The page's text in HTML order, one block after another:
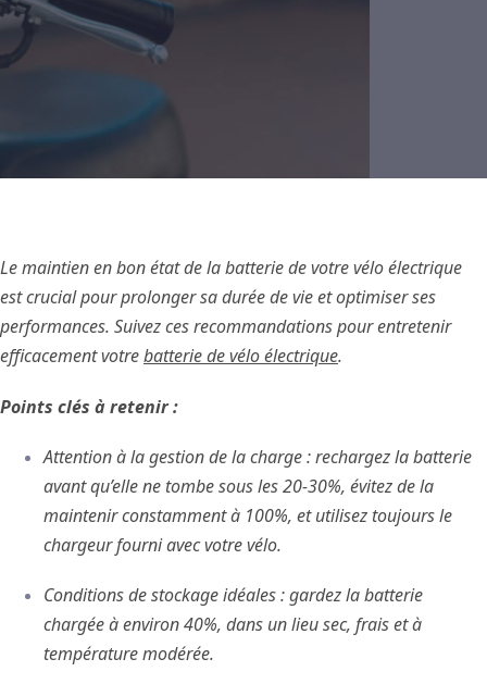
Le maintien en bon état de la batterie de votre vélo électrique
est crucial pour prolonger sa durée de vie et optimiser ses
performances. Suivez ces recommandations pour entretenir
efficacement votrebatterie de vélo électrique.
Points clés à retenir :
Attention à la gestion de la charge : rechargez la batterie
avant qu’elle ne tombe sous les 20‑30%, évitez de la
maintenir constamment à 100%, et utilisez toujours le
chargeur fourni avec votre vélo.
Conditions de stockage idéales : gardez la batterie
chargée à environ 40%, dans un lieu sec, frais et à
température modérée.